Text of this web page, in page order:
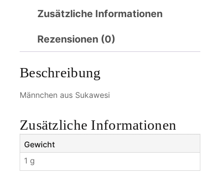
Zusätzliche Informationen
Rezensionen (0)
Beschreibung
Männchen aus Sukawesi
Zusätzliche Informationen
Gewicht
1 g